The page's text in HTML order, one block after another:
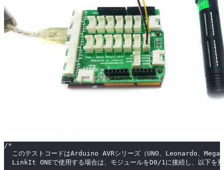
/*
このテストコードはArduino AVRシリーズ（UNO、Leonardo、Mega）
LinkIt ONEで使用する場合は、モジュールをD0/1に接続し、以下を変